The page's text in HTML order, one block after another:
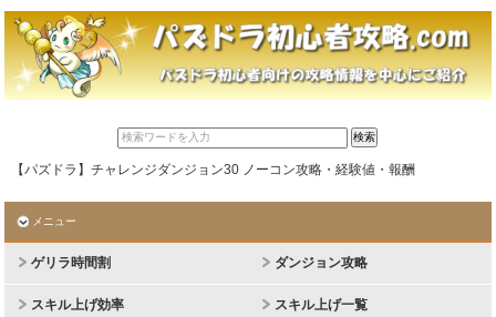
【パズドラ】チャレンジダンジョン30 ノーコン攻略・経験値・報酬
メニュー
ゲリラ時間割 ダンジョン攻略
スキル上げ効率 スキル上げ一覧